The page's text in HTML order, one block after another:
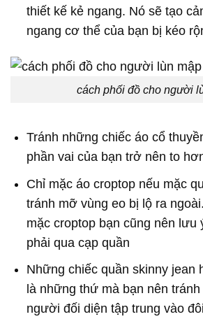
thiết kế kẻ ngang. Nó sẽ tạo
ngang cơ thể của bạn bị kéo
cách phối đồ cho người
Tránh những chiếc áo cổ
phần vai của bạn trở nên to
Chỉ mặc áo croptop nếu mặc
tránh mỡ vùng eo bị lộ ra
mặc croptop bạn cũng nên lưu
phải qua cạp quần
Những chiếc quần skinny jean
là những thứ mà bạn nên
người đối diện tập trung vào